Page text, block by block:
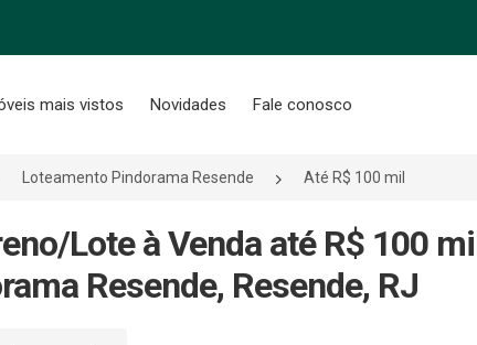
mais vistos Novidades Fale conosco
Loteamento Pindorama Resende Até R$ 100 mil
Lote à Venda até R$ 100
Resende, Resende, RJ